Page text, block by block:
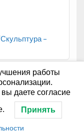
–
работы
даете согласие
Принять